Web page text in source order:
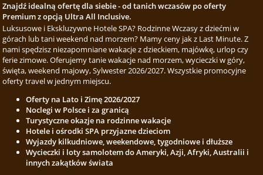
Znajdź idealną ofertę dla siebie - od tanich wczasów po oferty
Premium z opcją Ultra All Inclusive.
Luksusowe i Ekskluzywne Hotele SPA? Rodzinne Wczasy z dziećmi w
górach lub tani weekend nad morzem? Mamy ceny jak z Last Minute. Z
nami spędzisz niezapomniane wakacje z dzieckiem, majówkę, urlop czy
ferie zimowe. Oferujemy tanie wakacje nad morzem, wycieczki w góry,
święta, weekend majowy, Sylwester 2026/2027. Wszystkie promocyjne
oferty travel w jednym miejscu.
Oferty na Lato i Zimę 2026/2027
Noclegi w Polsce i za granicą
Turystyczne okazje na rodzinne wakacje
Hotele i ośrodki SPA przyjazne dzieciom
Wyjazdy kilkudniowe, weekendowe, tygodniowe i dłuższe
Wycieczki i loty samolotem do Ameryki, Azji, Afryki, Australii i
innych zakątków świata